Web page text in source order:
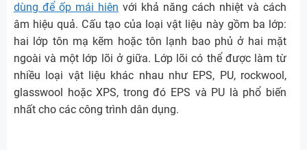
dùng để ốp mái hiên với khả năng cách nhiệt và cách
âm hiệu quả. Cấu tạo của loại vật liệu này gồm ba lớp:
hai lớp tôn mạ kẽm hoặc tôn lạnh bao phủ ở hai mặt
ngoài và một lớp lõi ở giữa. Lớp lõi có thể được làm từ
nhiều loại vật liệu khác nhau như EPS, PU, rockwool,
glasswool hoặc XPS, trong đó EPS và PU là phổ biến
nhất cho các công trình dân dụng.